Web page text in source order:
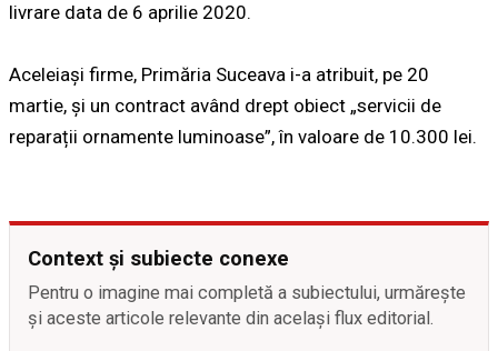
livrare data de 6 aprilie 2020.
Aceleiași firme, Primăria Suceava i-a atribuit, pe 20
martie, și un contract având drept obiect „servicii de
reparații ornamente luminoase”, în valoare de 10.300 lei.
Context și subiecte conexe
Pentru o imagine mai completă a subiectului, urmărește
și aceste articole relevante din același flux editorial.